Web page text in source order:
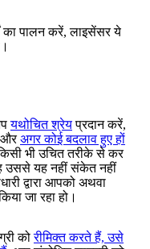
पालन करें, लाइसेंसर ये
यथोचित श्रेयप्रदान करें,
औरअगर कोई बदलाव हुए हों
भी उचित तरीके से कर
उससे यह नहीं संकेत नहीं
द्वारा आपको अथवा
जा रहा हो।
कोरीमिक्त करते हैं, उसे